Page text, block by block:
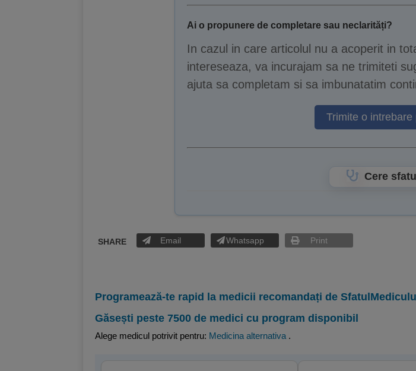
Ai o propunere de completare sau neclarități?
In cazul in care articolul nu a acoperit in
intereseaza, va incurajam sa ne trimiteti
ajuta sa completam si sa imbunatatim
Trimite o
Cere
SHARE Email Whatsapp Print
Programează-te rapid la medicii recomandați de
Găsești peste 7500 de medici cu program disponibil
Alege medicul potrivit pentru: Medicina alternativa .